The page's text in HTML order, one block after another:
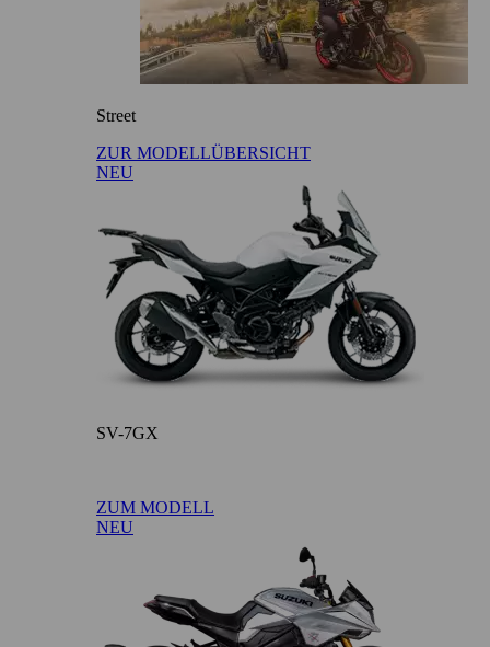
Street
ZUR MODELLÜBERSICHT
NEU
SV-7GX
ZUM MODELL
NEU